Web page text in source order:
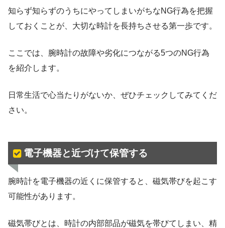
知らず知らずのうちにやってしまいがちなNG行為を把握
しておくことが、大切な時計を長持ちさせる第一歩です。
ここでは、腕時計の故障や劣化につながる5つのNG行為
を紹介します。
日常生活で心当たりがないか、ぜひチェックしてみてくだ
さい。
電子機器と近づけて保管する
腕時計を電子機器の近くに保管すると、磁気帯びを起こす
可能性があります。
磁気帯びとは、時計の内部部品が磁気を帯びてしまい、精